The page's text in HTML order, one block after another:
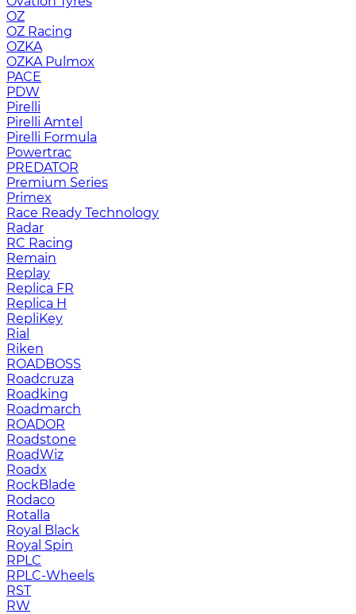
OZ
OZ Racing
OZKA
OZKA Pulmox
PACE
PDW
Pirelli
Pirelli Amtel
Pirelli Formula
Powertrac
PREDATOR
Premium Series
Primex
Race Ready Technology
Radar
RC Racing
Remain
Replay
Replica FR
Replica H
RepliKey
Rial
Riken
ROADBOSS
Roadcruza
Roadking
Roadmarch
ROADOR
Roadstone
RoadWiz
Roadx
RockBlade
Rodaco
Rotalla
Royal Black
Royal Spin
RPLC
RPLC-Wheels
RST
RW